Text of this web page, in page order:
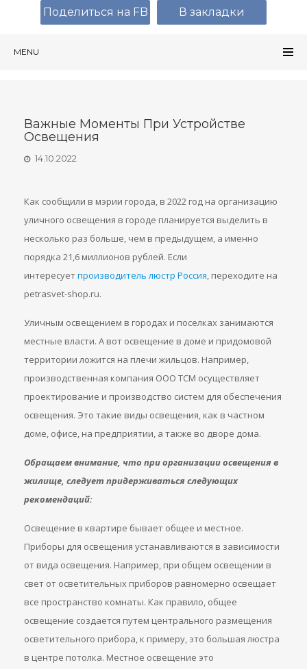
MENU
Важные Моменты При Устройстве
Освещения
14.10.2022
Как сообщили в мэрии города, в 2022 год на организацию
уличного освещения в городе планируется выделить в
несколько раз больше, чем в предыдущем, а именно
порядка 21,6 миллионов рублей. Если
интересуетпроизводитель люстр Россия, переходите на
petrasvet-shop.ru.
Уличным освещением в городах и поселках занимаются
местные власти. А вот освещение в доме и придомовой
территории ложится на плечи жильцов. Например,
производственная компания ООО ТСМ осуществляет
проектирование и производство систем для обеспечения
освещения. Это такие виды освещения, как в частном
доме, офисе, на предприятии, а также во дворе дома.
Обращаем внимание, что при организации освещения в
жилище, следует придерживаться следующих
рекомендаций:
Освещение в квартире бывает общее и местное.
Приборы для освещения устанавливаются в зависимости
от вида освещения. Например, при общем освещении в
свет от осветительных приборов равномерно освещает
все пространство комнаты. Как правило, общее
освещение создается путем центрального размещения
осветительного прибора, к примеру, это большая люстра
в центре потолка. Местное освещение это
Поделиться на FB В закладки